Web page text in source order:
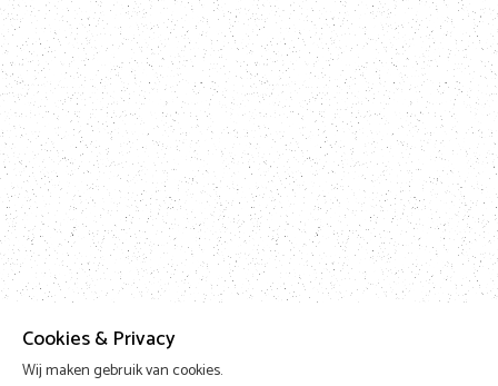
Cookies & Privacy
Wij maken gebruik van cookies.